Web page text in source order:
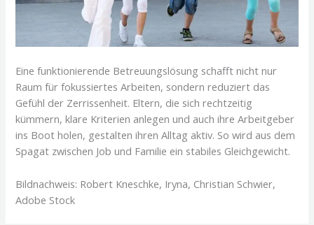
Eine funktionierende Betreuungslösung schafft nicht nur
Raum für fokussiertes Arbeiten, sondern reduziert das
Gefühl der Zerrissenheit. Eltern, die sich rechtzeitig
kümmern, klare Kriterien anlegen und auch ihre Arbeitgeber
ins Boot holen, gestalten ihren Alltag aktiv. So wird aus dem
Spagat zwischen Job und Familie ein stabiles Gleichgewicht.
Bildnachweis: Robert Kneschke, Iryna, Christian Schwier,
Adobe Stock